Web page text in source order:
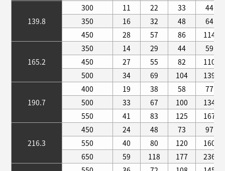
139.8
300 11 22 33
44
350
16 32 48
64
450
28 57 86 114
165.2
350 14 29 44
59
450
27 55 82
110
500
34 69 104 139
190.7
400 19 38 58
77
500
33 67 100
134
550
41 83 125 167
216.3
450 24 48 73
97
550
40 80 120
160
650
59 118 177
236